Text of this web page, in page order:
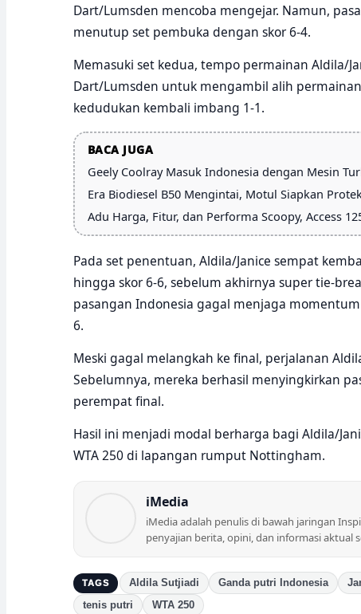
Dart/Lumsden mencoba mengejar. Namun,
menutup set pembuka dengan skor 6-4.
Memasuki set kedua, tempo permainan Aldila/
Dart/Lumsden untuk mengambil alih
kedudukan kembali imbang 1-1.
BACA JUGA
Geely Coolray Masuk Indonesia dengan Mesin
Era Biodiesel B50 Mengintai, Motul Siapkan
Adu Harga, Fitur, dan Performa Scoopy, Access
Pada set penentuan, Aldila/Janice sempat
hingga skor 6-6, sebelum akhirnya super tie-
pasangan Indonesia gagal menjaga
6.
Meski gagal melangkah ke final, perjalanan
Sebelumnya, mereka berhasil menyingkirkan
perempat final.
Hasil ini menjadi modal berharga bagi Aldila/
WTA 250 di lapangan rumput Nottingham.
iMedia
iMedia adalah penulis di bawah jaringan
penyajian berita, opini, dan informasi aktual
TAGS Aldila Sutjiadi Ganda putri Indonesia
tenis putri
WTA 250